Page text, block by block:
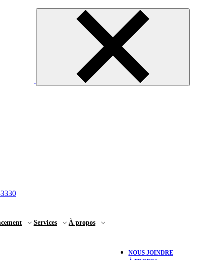
Services À propos
NOUS JOINDRE